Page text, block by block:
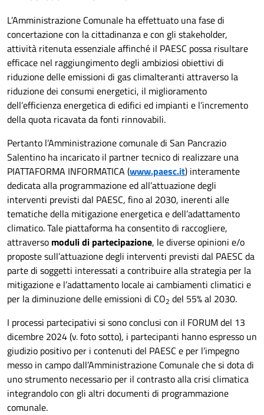
L’Amministrazione Comunale ha effettuato una fase di
concertazione con la cittadinanza e con gli stakeholder,
attività ritenuta essenziale affinché il PAESC possa risultare
efficace nel raggiungimento degli ambiziosi obiettivi di
riduzione delle emissioni di gas climalteranti attraverso la
riduzione dei consumi energetici, il miglioramento
dell’efficienza energetica di edifici ed impianti e l’incremento
della quota ricavata da fonti rinnovabili.
Pertanto l’Amministrazione comunale di San Pancrazio
Salentino ha incaricato il partner tecnico di realizzare una
PIATTAFORMA INFORMATICA (www.paesc.it) interamente
dedicata alla programmazione ed all’attuazione degli
interventi previsti dal PAESC, fino al 2030, inerenti alle
tematiche della mitigazione energetica e dell’adattamento
climatico. Tale piattaforma ha consentito di raccogliere,
attraverso moduli di partecipazione, le diverse opinioni e/o
proposte sull’attuazione degli interventi previsti dal PAESC da
parte di soggetti interessati a contribuire alla strategia per la
mitigazione e l’adattamento locale ai cambiamenti climatici e
per la diminuzione delle emissioni di CO2 del 55% al 2030.
I processi partecipativi si sono conclusi con il FORUM del 13
dicembre 2024 (v. foto sotto), i partecipanti hanno espresso un
giudizio positivo per i contenuti del PAESC e per l’impegno
messo in campo dall’Amministrazione Comunale che si dota di
uno strumento necessario per il contrasto alla crisi climatica
integrandolo con gli altri documenti di programmazione
comunale.